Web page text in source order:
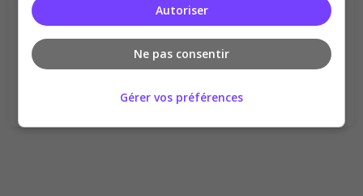
Staff du serveur
Donner le premier avis
Autoriser
Ne pas consentir
Gérer vos préférences